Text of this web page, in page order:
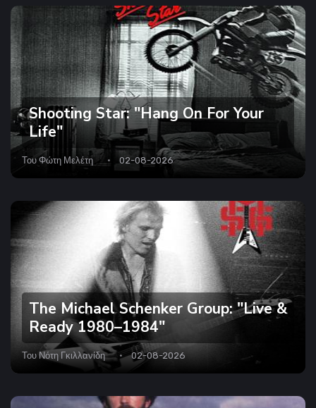
Shooting Star: "Hang On For Your
Life"
Του Φώτη Μελέτη 02-08-2026
The Michael Schenker Group: "Live &
Ready 1980–1984"
Του Νότη Γκιλλανίδη 02-08-2026